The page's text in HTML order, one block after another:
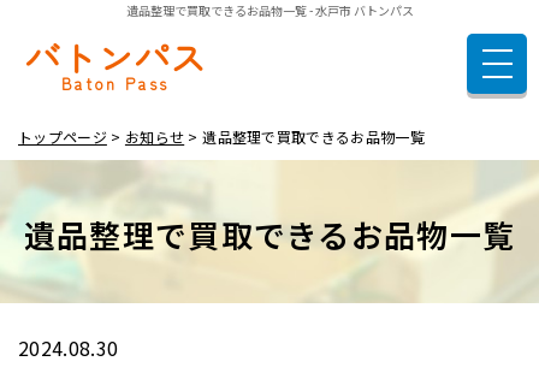
遺品整理で買取できるお品物一覧 - 水戸市 バトンパス
トップページ
遺品整理
空き家整理
ご依頼の流れ
料金表
実績紹介
バトンパス
Baton Pass
トップページ お知らせ 遺品整理で買取できるお品物一覧
遺品整理で買取できるお品物一覧
2024.08.30